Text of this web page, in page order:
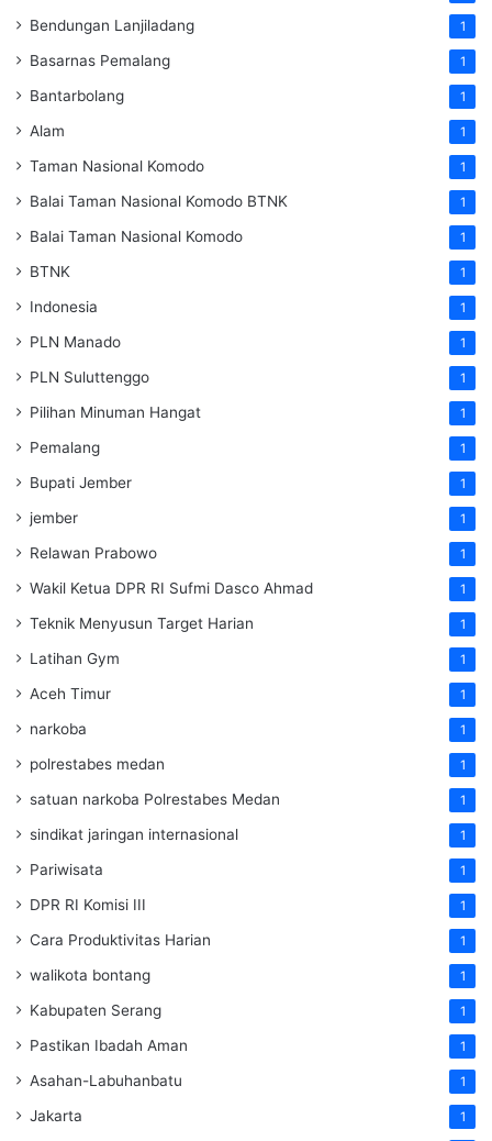
Bendungan Lanjiladang 1
Basarnas Pemalang 1
Bantarbolang 1
Alam 1
Taman Nasional Komodo 1
Balai Taman Nasional Komodo BTNK 1
Balai Taman Nasional Komodo 1
BTNK 1
Indonesia 1
PLN Manado 1
PLN Suluttenggo 1
Pilihan Minuman Hangat 1
Pemalang 1
Bupati Jember 1
jember 1
Relawan Prabowo 1
Wakil Ketua DPR RI Sufmi Dasco Ahmad 1
Teknik Menyusun Target Harian 1
Latihan Gym 1
Aceh Timur 1
narkoba 1
polrestabes medan 1
satuan narkoba Polrestabes Medan 1
sindikat jaringan internasional 1
Pariwisata 1
DPR RI Komisi III 1
Cara Produktivitas Harian 1
walikota bontang 1
Kabupaten Serang 1
Pastikan Ibadah Aman 1
Asahan-Labuhanbatu 1
Jakarta 1